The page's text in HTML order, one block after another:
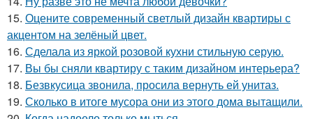
15. Оцените современный светлый дизайн квартиры с
акцентом на зелёный цвет.
16. Сделала из яркой розовой кухни стильную серую.
17. Вы бы сняли квартиру с таким дизайном интерьера?
18. Безвкусица звонила, просила вернуть ей унитаз.
19. Сколько в итоге мусора они из этого дома вытащили.